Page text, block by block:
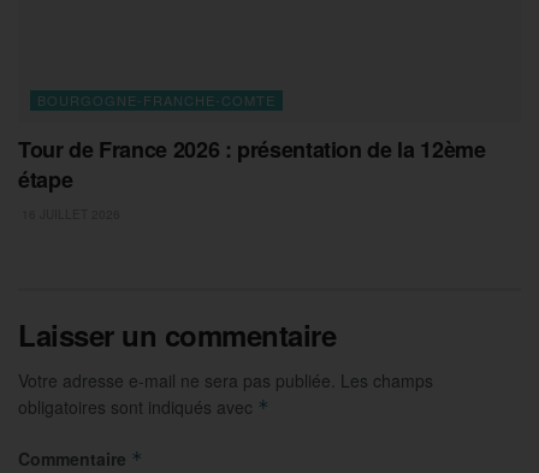
BOURGOGNE-FRANCHE-COMTE
Tour de France 2026 : présentation de la 12ème
étape
Laisser un commentaire
Votre adresse e-mail ne sera pas publiée. Les champs
obligatoires sont indiqués avec *
Commentaire *